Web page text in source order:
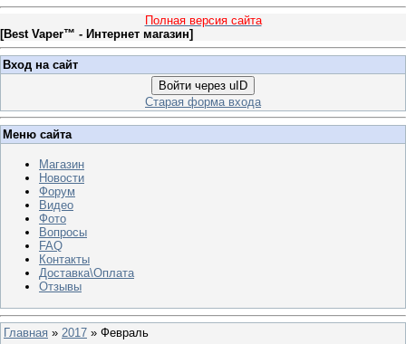
Полная версия сайта
[Best Vaper™ - Интернет магазин]
Вход на сайт
Войти через uID
Старая форма входа
Меню сайта
Магазин
Новости
Форум
Видео
Фото
Вопросы
FAQ
Контакты
Доставка\Оплата
Отзывы
Главная » 2017 » Февраль